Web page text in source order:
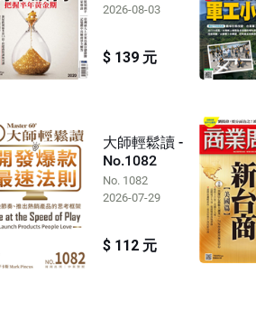
2026-08-03
$ 139 元
大師輕鬆讀 -
No.1082
No. 1082
2026-07-29
$ 112 元